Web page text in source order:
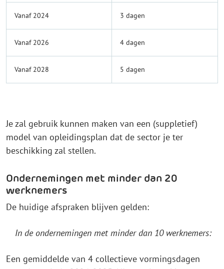
Vanaf 2024 3 dagen
Vanaf 2026 4 dagen
Vanaf 2028 5 dagen
Je zal gebruik kunnen maken van een (suppletief)
model van opleidingsplan dat de sector je ter
beschikking zal stellen.
Ondernemingen met minder dan 20
werknemers
De huidige afspraken blijven gelden:
In de ondernemingen met minder dan 10 werknemers:
Een gemiddelde van 4 collectieve vormingsdagen